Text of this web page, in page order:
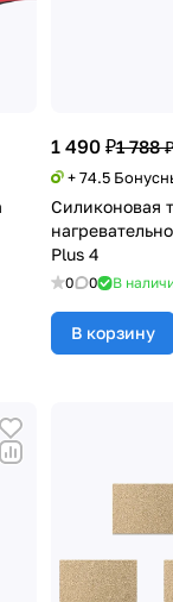
1 490 ₽1 788
+ 74.5
Силиконовая
Plus 4
0 0 В
В корзину